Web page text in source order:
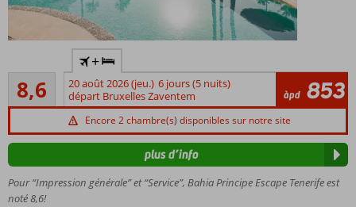
adultes;
âge
minimum
Entièrement
rénové en
2025
Emplacement
8,6
Recommandé
41
commentaires
+
20 août 2026 (jeu.) 6 jours (5 nuits)
départ Bruxelles Zaventem
àpd 853
Encore 2 chambre(s) disponibles sur notre site
Pour “Impression générale” et “Service”, Bahia Principe Escape Tenerife est
noté 8,6!
plus d’info